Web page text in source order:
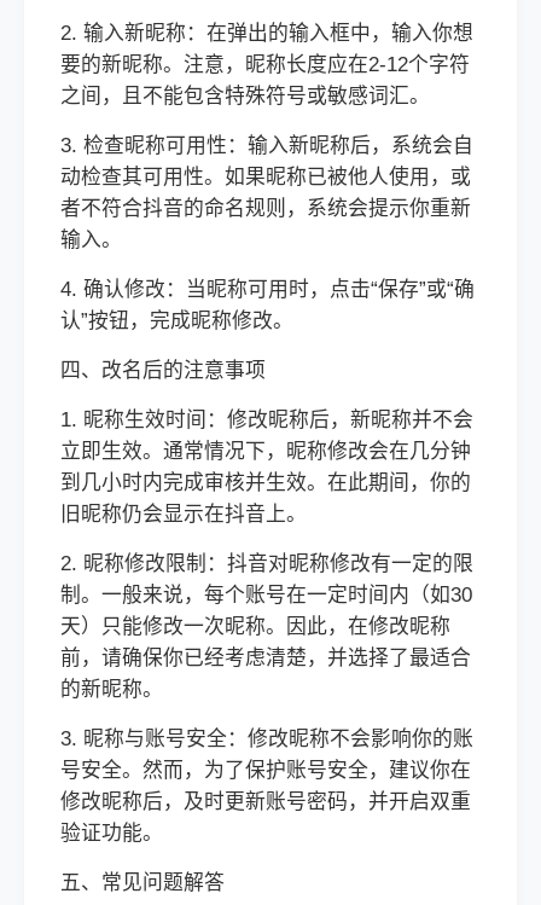
2. 输入新昵称：在弹出的输入框中，输入你想
要的新昵称。注意，昵称长度应在2-12个字符
之间，且不能包含特殊符号或敏感词汇。
3. 检查昵称可用性：输入新昵称后，系统会自
动检查其可用性。如果昵称已被他人使用，或
者不符合抖音的命名规则，系统会提示你重新
输入。
4. 确认修改：当昵称可用时，点击“保存”或“确
认”按钮，完成昵称修改。
四、改名后的注意事项
1. 昵称生效时间：修改昵称后，新昵称并不会
立即生效。通常情况下，昵称修改会在几分钟
到几小时内完成审核并生效。在此期间，你的
旧昵称仍会显示在抖音上。
2. 昵称修改限制：抖音对昵称修改有一定的限
制。一般来说，每个账号在一定时间内（如30
天）只能修改一次昵称。因此，在修改昵称
前，请确保你已经考虑清楚，并选择了最适合
的新昵称。
3. 昵称与账号安全：修改昵称不会影响你的账
号安全。然而，为了保护账号安全，建议你在
修改昵称后，及时更新账号密码，并开启双重
验证功能。
五、常见问题解答